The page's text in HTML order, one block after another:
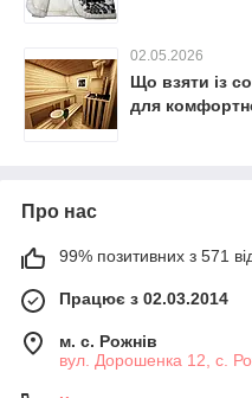
02.05.2026
Що взяти із
для
Про нас
99% позитивних з 571
Працює з 02.03.2014
м. с. Рожнів
вул. Дорошенка 12, с.